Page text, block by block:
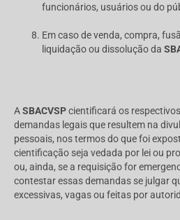
funcionários, usuários ou do
Em caso de venda, compra,
liquidação ou dissolução da
ASBACVSPcientificará os
demandas legais que resultem na
pessoais, nos termos do que foi
cientificação seja vedada por lei ou
ou, ainda, se a requisição for
contestar essas demandas se julgar
excessivas, vagas ou feitas por